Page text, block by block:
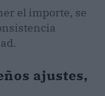
el importe, se
ajustes,